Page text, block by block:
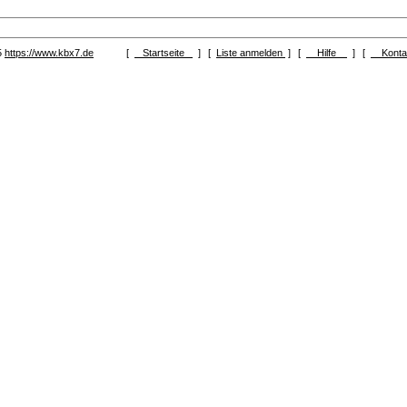
https://www.kbx7.de [ Startseite ] [ Liste anmelden ] [ Hilfe ] [